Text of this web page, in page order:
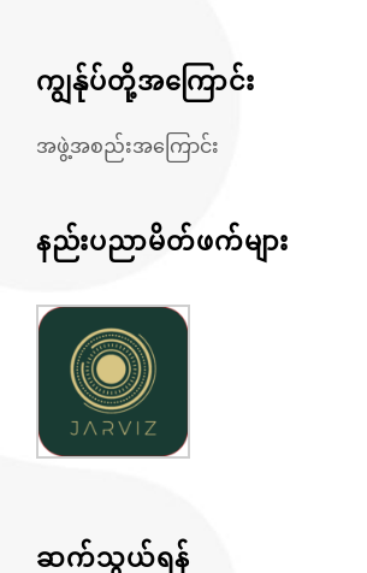
ကျွန်ုပ်တို့အကြောင်း
အဖွဲ့အစည်းအကြောင်း
နည်းပညာမိတ်ဖက်များ
ဆက်သွယ်ရန်